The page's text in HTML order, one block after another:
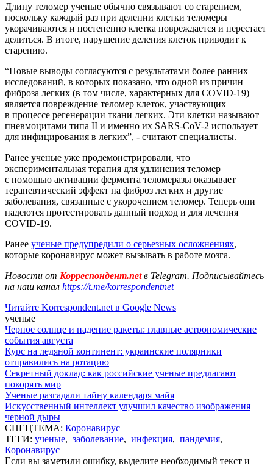
Длину теломер ученые обычно связывают со старением,
поскольку каждый раз при делении клетки теломеры
укорачиваются и постепенно клетка повреждается и перестает
делиться. В итоге, нарушение деления клеток приводит к
старению.
“Новые выводы согласуются с результатами более ранних
исследований, в которых показано, что одной из причин
фиброза легких (в том числе, характерных для COVID-19)
является повреждение теломер клеток, участвующих
в процессе регенерации ткани легких. Эти клетки называют
пневмоцитами типа II и именно их SARS-CoV-2 использует
для инфицирования в легких”, - считают специалисты.
Ранее ученые уже продемонстрировали, что
экспериментальная терапия для удлинения теломер
с помощью активации фермента теломеразы оказывает
терапевтический эффект на фиброз легких и другие
заболевания, связанные с укорочением теломер. Теперь они
надеются протестировать данный подход и для лечения
COVID-19.
Ранее ученые предупредили о серьезных осложнениях,
которые коронавирус может вызывать в работе мозга.
Новости от Корреспондент.netв Telegram. Подписывайтесь
на наш канал https://t.me/korrespondentnet
Читайте Korrespondent.net в Google News
ученые
Черное солнце и падение ракеты: главные астрономические
события августа
Курс на ледяной континент: украинские полярники
отправились на ротацию
Секретный доклад: как российские ученые предлагают
покорять мир
Ученые разгадали тайну календаря майя
Искусственный интеллект улучшил качество изображения
черной дыры
СПЕЦТЕМА: Коронавирус
ТЕГИ: ученые, заболевание, инфекция, пандемия,
Коронавирус
Если вы заметили ошибку, выделите необходимый текст и